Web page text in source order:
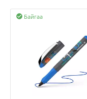
Байгаа
